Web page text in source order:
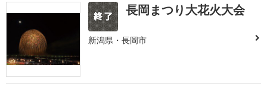
長岡まつり大花火大会
新潟県・長岡市